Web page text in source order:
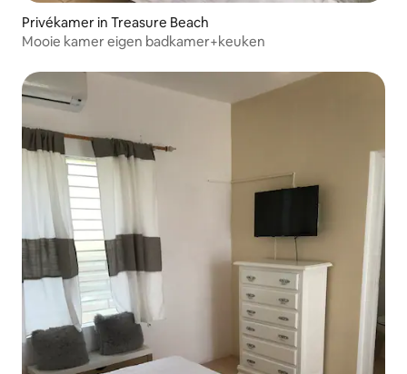
Privékamer in Treasure Beach
Mooie kamer eigen badkamer+keuken